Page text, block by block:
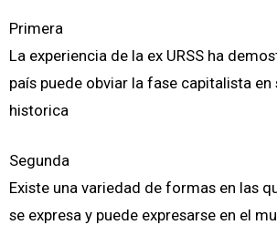
Primera
La experiencia de la ex URSS ha
país puede obviar la fase capitalista en
historica
Segunda
Existe una variedad de formas en las
se expresa y puede expresarse en el